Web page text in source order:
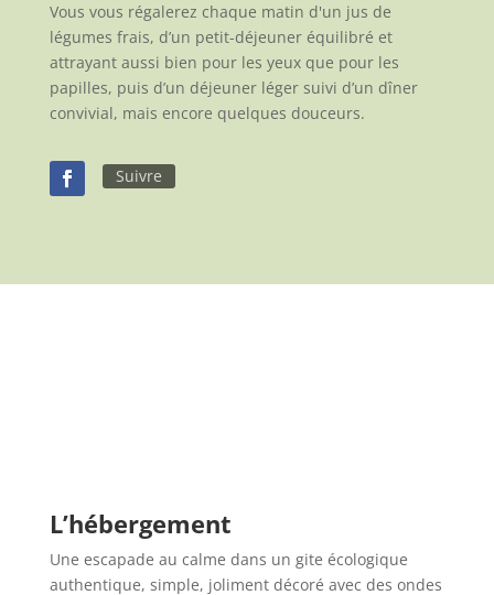
Vous vous régalerez chaque matin d'un jus de
légumes frais, d’un petit-déjeuner équilibré et
attrayant aussi bien pour les yeux que pour les
papilles, puis d’un déjeuner léger suivi d’un dîner
convivial, mais encore quelques douceurs.
Suivre
L’hébergement
Une escapade au calme dans un gite écologique
authentique, simple, joliment décoré avec des ondes